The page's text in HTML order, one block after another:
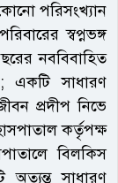
পরিসংখ্যান
স্বপ্নভঙ্গ
নববিবাহিত
একটি সাধারণ
প্রদীপ নিভে
কর্তৃপক্ষ
বিলকিস
সাধারণ